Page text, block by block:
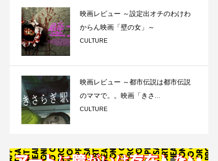
映画レビュー ～設定出オチのわけわ
からん映画「壁の女」～
CULTURE
映画レビュー ～都市伝説は都市伝説
のママで。。映画「きさ...
CULTURE